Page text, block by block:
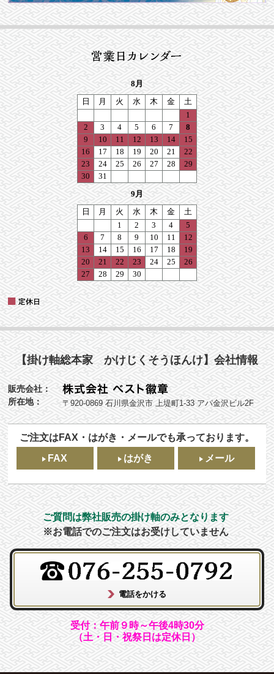
【掛け軸総本家 かけじくそうほんけ】会社情報
販売会社：
所在地：
〒920-0869 石川県金沢市 上堤町1-33 アパ金沢ビル2F
ご注文はFAX・はがき・メールでも承っております。
FAX
はがき メール
ご質問は弊社販売の掛け軸のみとなります
※お電話でのご注文はお受けしていません
受付：午前９時～午後4時30分
（土・日・祝祭日は定休日）